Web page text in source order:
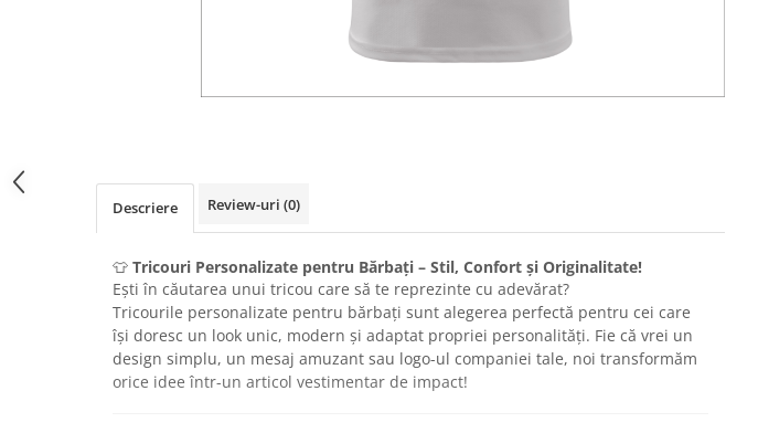
Descriere Review-uri (0)
👕 Tricouri Personalizate pentru Bărbați – Stil, Confort și Originalitate!
Ești în căutarea unui tricou care să te reprezinte cu adevărat?
Tricourile personalizate pentru bărbați sunt alegerea perfectă pentru cei care
își doresc un look unic, modern și adaptat propriei personalități. Fie că vrei un
design simplu, un mesaj amuzant sau logo-ul companiei tale, noi transformăm
orice idee într-un articol vestimentar de impact!